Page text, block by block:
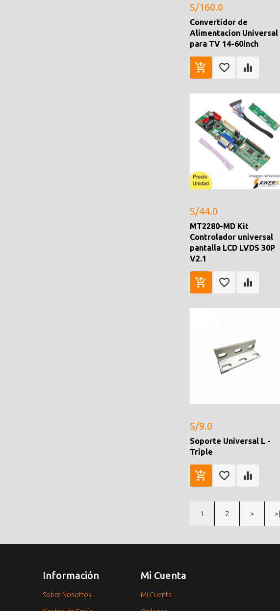
S/160.0
Convertidor de
Alimentacion Universal
para TV 14-60inch
S/44.0
MT2280-MD Kit
Controlador universal
pantalla LCD LVDS 30P
V2.1
S/9.0
Soporte Universal L -
Triple
1 2 > >|
Información
Sobre Nosotros
Mi Cuenta
Mi Cuenta